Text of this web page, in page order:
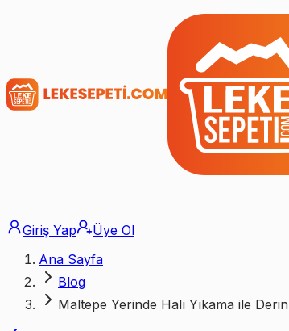
Giriş Yap
Üye Ol
Ana Sayfa
Blog
Maltepe Yerinde Halı Yıkama ile